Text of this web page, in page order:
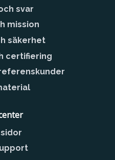
svar
mission
säkerhet
certifiering
sidor